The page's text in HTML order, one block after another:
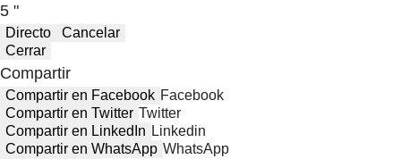
5 "
Directo
Cancelar
Cerrar
Compartir
Compartir en Facebook Facebook
Compartir en Twitter Twitter
Compartir en LinkedIn Linkedin
Compartir en WhatsApp WhatsApp